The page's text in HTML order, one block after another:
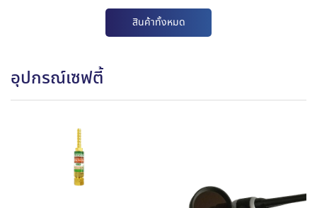
สินค้าทั้งหมด
อุปกรณ์เซฟตี้